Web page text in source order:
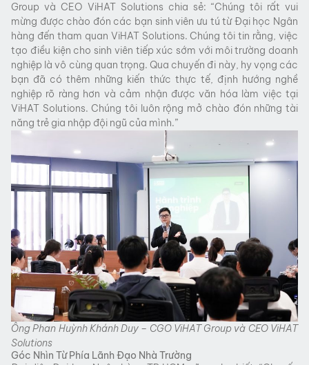
Group và CEO ViHAT Solutions chia sẻ: “Chúng tôi rất vui
mừng được chào đón các bạn sinh viên ưu tú từ Đại học Ngân
hàng đến tham quan ViHAT Solutions. Chúng tôi tin rằng, việc
tạo điều kiện cho sinh viên tiếp xúc sớm với môi trường doanh
nghiệp là vô cùng quan trọng. Qua chuyến đi này, hy vọng các
bạn đã có thêm những kiến thức thực tế, định hướng nghề
nghiệp rõ ràng hơn và cảm nhận được văn hóa làm việc tại
ViHAT Solutions. Chúng tôi luôn rộng mở chào đón những tài
năng trẻ gia nhập đội ngũ của mình.”
Ông Phan Huỳnh Khánh Duy – CGO ViHAT Group và CEO ViHAT
Solutions
Góc Nhìn Từ Phía Lãnh Đạo Nhà Trường